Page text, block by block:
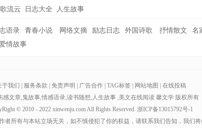
流云 日志大全 人生故事
语录 青春小说 网络文摘 励志日志 外国诗歌 抒情散文
名
情故事
于我们 服务条款 免责声明 广告合作 TAG标签 网站地图
在线投稿
感文章, 鬼故事,情感语录,读书随想, 人生故事,美文在线阅读 馨文学版权所有
© 2010 - 2022 xinwenju.com All Rights Reserved. 浙ICP备13015792号-1
者所有与本站立场无关，如不慎侵犯了你的权益，请联系我们告知，我们